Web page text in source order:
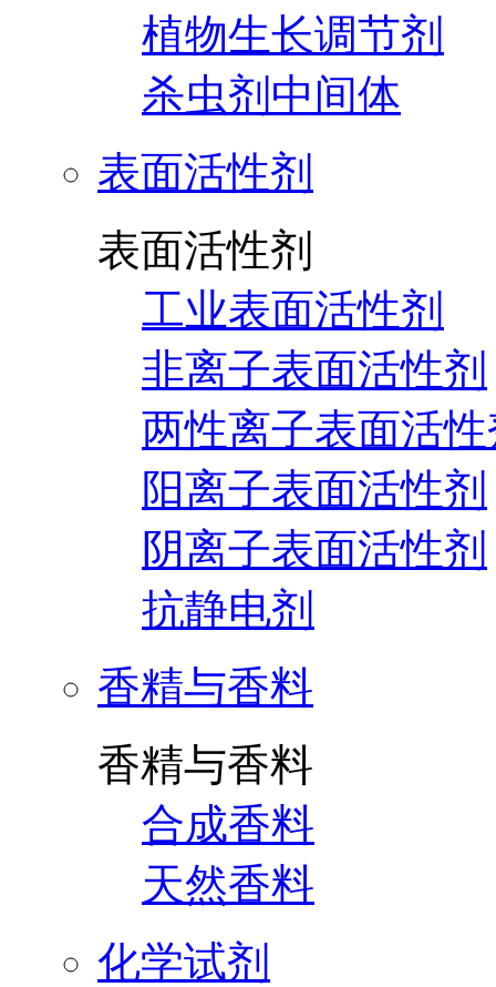
植物生长调节剂
杀虫剂中间体
表面活性剂
表面活性剂
工业表面活性剂
非离子表面活性剂
两性离子表面活
阳离子表面活性剂
阴离子表面活性剂
抗静电剂
香精与香料
香精与香料
合成香料
天然香料
化学试剂